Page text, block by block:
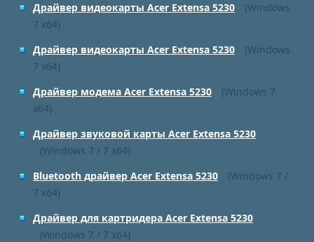
Драйвер видеокарты Acer Extensa 5230
(Windows
7 x64)
Драйвер видеокарты Acer Extensa 5230
(Windows
7 x64)
Драйвер модема Acer Extensa 5230
(Windows 7
x64)
Драйвер звуковой карты Acer Extensa 5230
(Windows 7 / 7 x64)
Bluetooth драйвер Acer Extensa 5230
(Windows 7 /
7 x64)
Драйвер для картридера Acer Extensa 5230
(Windows 7 / 7 x64)